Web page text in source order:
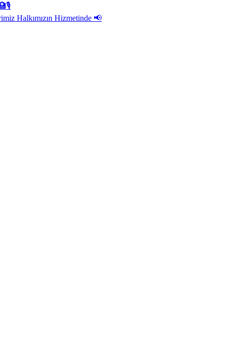
Halkımızın Hizmetinde 📢